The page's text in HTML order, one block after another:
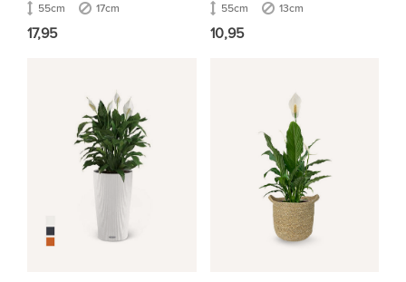
55cm 17cm
17,95
55cm 13cm
10,95